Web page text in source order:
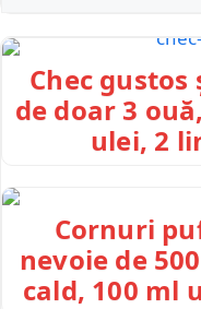
Chec gustos
de doar 3
ulei, 2
Cornuri
nevoie de
cald, 100 ml